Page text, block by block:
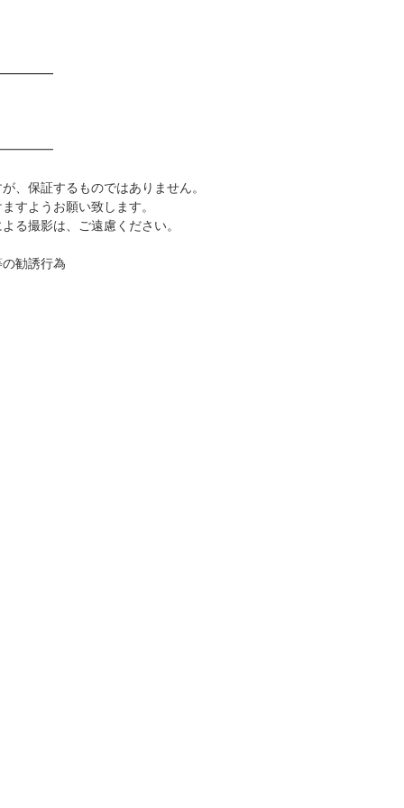
、保証するものではありません。
すようお願い致します。
る撮影は、ご遠慮ください。
勧誘行為